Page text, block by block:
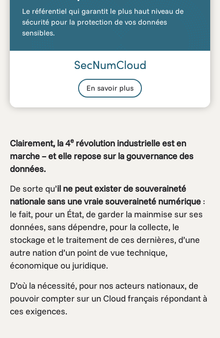
Le référentiel qui garantit le plus haut niveau de
sécurité pour la protection de vos données
sensibles.
En savoir plus
Clairement, la 4erévolution industrielle est en
marche – et elle repose sur la gouvernance des
données.
De sorte qu’il ne peut exister de souveraineté
nationale sans une vraie souveraineté numérique :
le fait, pour un État, de garder la mainmise sur ses
données, sans dépendre, pour la collecte, le
stockage et le traitement de ces dernières, d’une
autre nation d’un point de vue technique,
économique ou juridique.
D’où la nécessité, pour nos acteurs nationaux, de
pouvoir compter sur un Cloud français répondant à
ces exigences.